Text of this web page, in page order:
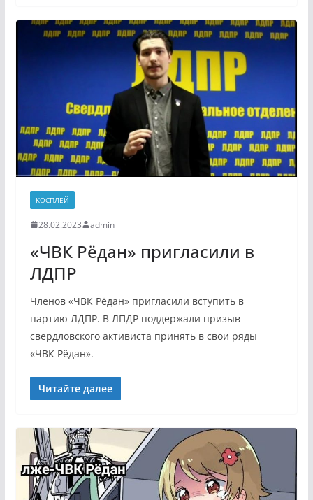
КОСПЛЕЙ
28.02.2023 admin
«ЧВК Рёдан» пригласили в
ЛДПР
Членов «ЧВК Рёдан» пригласили вступить в
партию ЛДПР. В ЛПДР поддержали призыв
свердловского активиста принять в свои ряды
«ЧВК Рёдан».
Читайте далее